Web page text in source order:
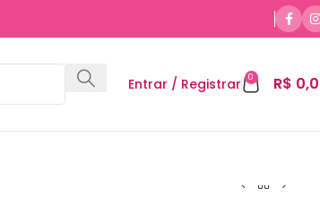
Entrar / Registrar 0 R$